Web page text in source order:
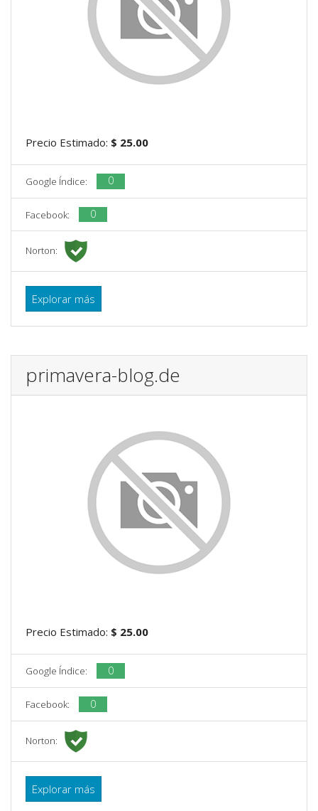
Precio Estimado: $ 25.00
Google Índice: 0
Facebook: 0
Norton:
Explorar más
primavera-blog.de
Precio Estimado: $ 25.00
Google Índice: 0
Facebook: 0
Norton:
Explorar más